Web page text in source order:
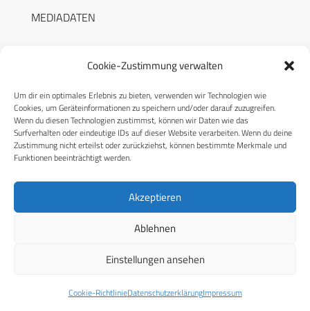
Cookie-Zustimmung verwalten
Um dir ein optimales Erlebnis zu bieten, verwenden wir Technologien wie
Cookies, um Geräteinformationen zu speichern und/oder darauf zuzugreifen.
Wenn du diesen Technologien zustimmst, können wir Daten wie das
Surfverhalten oder eindeutige IDs auf dieser Website verarbeiten. Wenn du deine
Zustimmung nicht erteilst oder zurückziehst, können bestimmte Merkmale und
Funktionen beeinträchtigt werden.
Akzeptieren
Ablehnen
Einstellungen ansehen
Cookie-RichtlinieDatenschutzerklärungImpressum
MEDIADATEN
RECHTLICHES
Datenschutzerklärung
Cookie-Richtlinie (EU)
© 2026 CPM GmbH – Alle Rechte vorbehalten